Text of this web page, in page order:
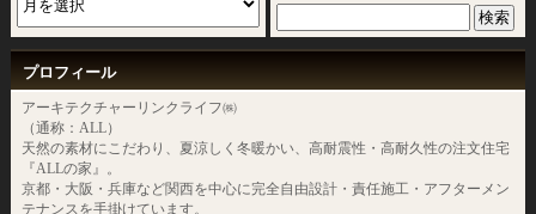
プロフィール
アーキテクチャーリンクライフ㈱
（通称：ALL）
天然の素材にこだわり、夏涼しく冬暖かい、高耐震性・高耐久性の注文住宅
『ALLの家』。
京都・大阪・兵庫など関西を中心に完全自由設計・責任施工・アフターメン
テナンスを手掛けています。